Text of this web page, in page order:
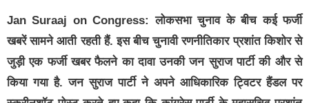
Jan Suraaj on Congress: लोकसभा चुनाव के बीच कई फर्जी
खबरें सामने आती रहती हैं. इस बीच चुनावी रणनीतिकार प्रशांत किशोर से
जुड़ी एक फर्जी खबर फैलने का दावा उनकी जन सुराज पार्टी की और से
किया गया है. जन सुराज पार्टी ने अपने आधिकारिक ट्विटर हैंडल पर